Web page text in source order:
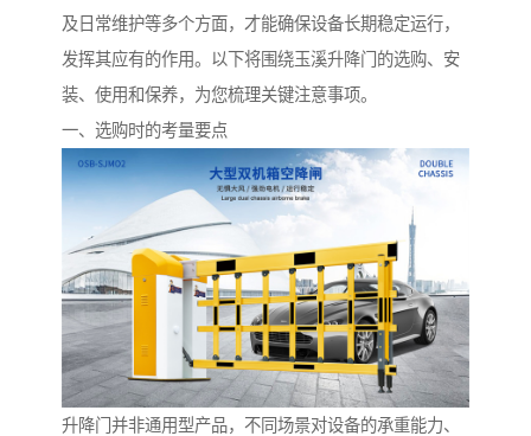
及日常维护等多个方面，才能确保设备长期稳定运行，
发挥其应有的作用。以下将围绕玉溪升降门的选购、安
装、使用和保养，为您梳理关键注意事项。
一、选购时的考量要点
升降门并非通用型产品，不同场景对设备的承重能力、